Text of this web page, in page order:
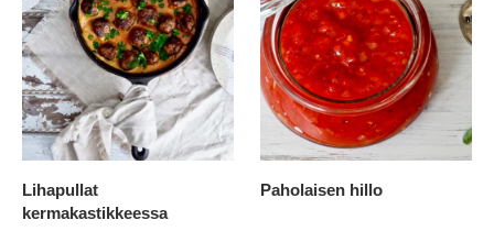
Lihapullat
kermakastikkeessa
Paholaisen hillo